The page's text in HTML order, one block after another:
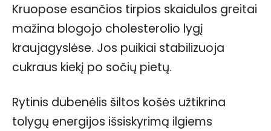
Kruopose esančios tirpios skaidulos greitai
mažina blogojo cholesterolio lygį
kraujagyslėse. Jos puikiai stabilizuoja
cukraus kiekį po sočių pietų.
Rytinis dubenėlis šiltos košės užtikrina
tolygų energijos išsiskyrimą ilgiems